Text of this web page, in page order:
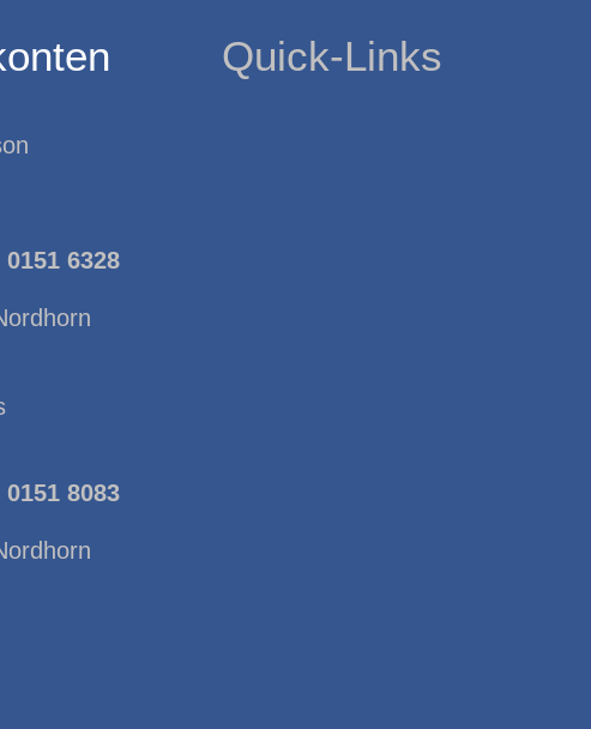
0151 6328
0151 8083
Quick-Links